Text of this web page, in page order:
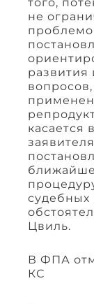
не
развития
касается
Цвиль.
В ФПА
КС